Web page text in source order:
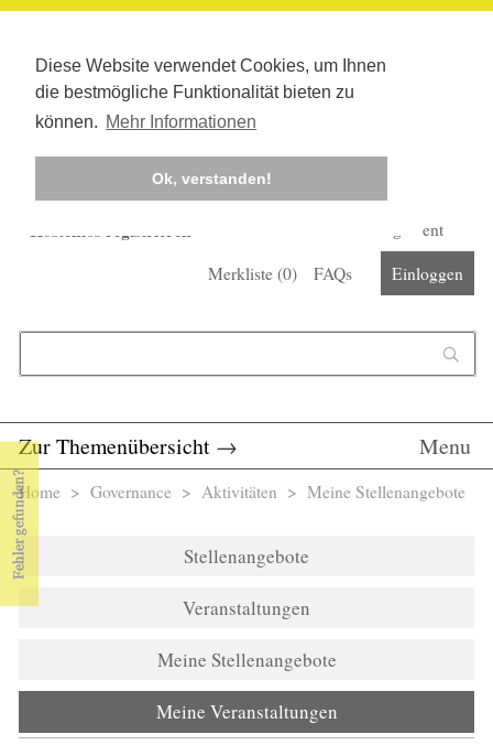
Diese Website verwendet Cookies, um Ihnen
die bestmögliche Funktionalität bieten zu
können. Mehr Informationen
Ok, verstanden!
Kostenlos registrieren
Corona-Management
Merkliste (0) FAQs Einloggen
Zur Themenübersicht → Menu
Sie sind hier
Home > Governance > Aktivitäten > Meine Stellenangebote
Stellenangebote
Veranstaltungen
Meine Stellenangebote
Meine Veranstaltungen